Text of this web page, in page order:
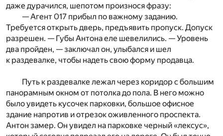
даже дурачился, шепотом произнося фразу:
— Агент 017 прибыл по важному заданию.
Требуется открыть дверь, предъявить пропуск. Допуск
разрешен. — Губы Антона еле шевелились. — Уровень
два пройден, — заключал он, улыбался и шел
к раздевалке, чтобы надеть свою форму продавца.
Путь к раздевалке лежал через коридор с большим
панорамным окном от потолка до пола. В него можно
было увидеть кусочек парковки, большое офисное
здание напротив и отрезок оживленного проспекта.
Антон замер. Он увидел на парковке черный «лексус»,